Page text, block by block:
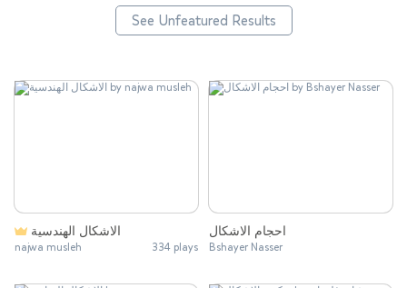
See Unfeatured Results
الاشكال الهندسية
najwa musleh 334 plays
احجام الاشكال
Bshayer Nasser